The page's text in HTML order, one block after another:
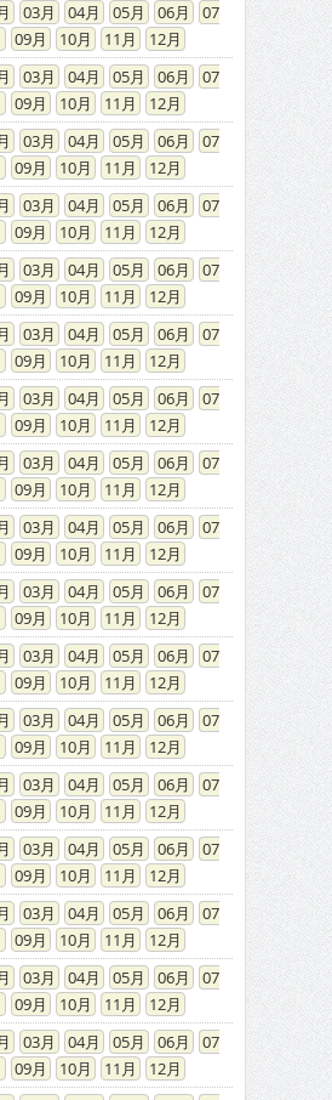
03 04 05 06
07
09 10 11
12
03 04 05 06
07
09 10 11
12
03 04 05 06
07
09 10 11
12
03 04 05 06
07
09 10 11
12
03 04 05 06
07
09 10 11
12
03 04 05 06
07
09 10 11
12
03 04 05 06
07
09 10 11
12
03 04 05 06
07
09 10 11
12
03 04 05 06
07
09 10 11
12
03 04 05 06
07
09 10 11
12
03 04 05 06
07
09 10 11
12
03 04 05 06
07
09 10 11
12
03 04 05 06
07
09 10 11
12
03 04 05 06
07
09 10 11
12
03 04 05 06
07
09 10 11
12
03 04 05 06
07
09 10 11
12
03 04 05 06
07
09 10 11
12